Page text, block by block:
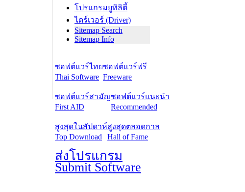
โปรแกรมยูทิลิตี้
ไดร์เวอร์ (Driver)
Sitemap Search
Sitemap Info
ซอฟต์แวร์ไทย
Thai Software
ซอฟต์แวร์ฟรี
Freeware
ซอฟต์แวร์สามัญ
First AID
ซอฟต์แวร์แนะนำ
Recommended
สูงสุดในสัปดาห์
Top Download
สูงสุดตลอดกาล
Hall of Fame
ส่งโปรแกรม
Submit Software